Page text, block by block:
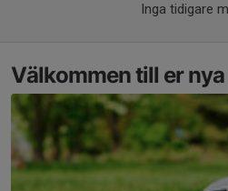
Inga tidigare
Välkommen till er